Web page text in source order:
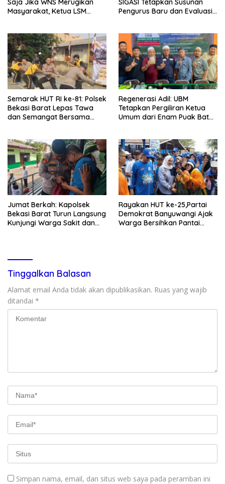
Saja Jika WNS Merugikan
Masyarakat, Ketua LSM
Anggota Kelompok Ahli
Pemkab
SIGASI Tetapkan Susunan
Pengurus Baru dan Evaluasi
Semarak HUT RI ke-81: Polsek
Bekasi Barat Lepas Tawa
dan Semangat Bersama
Regenerasi Adil: UBM
Tetapkan Pergiliran Ketua
Umum dari Enam Puak Batak
Jumat Berkah: Kapolsek
Bekasi Barat Turun Langsung
Kunjungi Warga Sakit dan
Rayakan HUT ke-25,Partai
Demokrat Banyuwangi Ajak
Warga Bersihkan Pantai
Tinggalkan Balasan
Alamat email Anda tidak akan dipublikasikan. Ruas yang wajib
ditandai *
Simpan nama, email, dan situs web saya pada peramban ini